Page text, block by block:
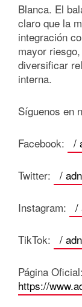
Blanca. El
claro que la
integración
mayor
diversificar
interna.
Síguenos en
Facebook: /
Twitter: /
Instagram: /
TikTok: /
Página Oficial:
https://